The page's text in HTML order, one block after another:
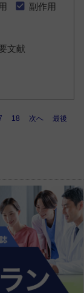
副作用
文献
18 次へ 最後